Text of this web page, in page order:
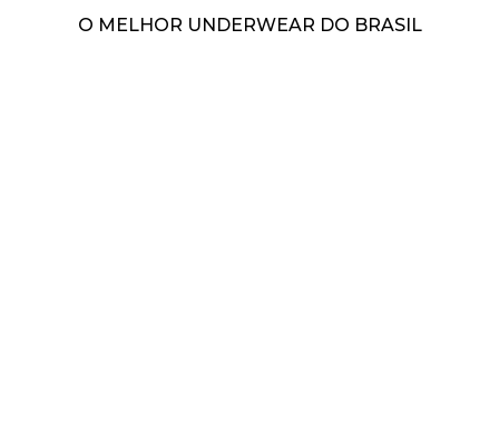
O MELHOR UNDERWEAR DO BRASIL